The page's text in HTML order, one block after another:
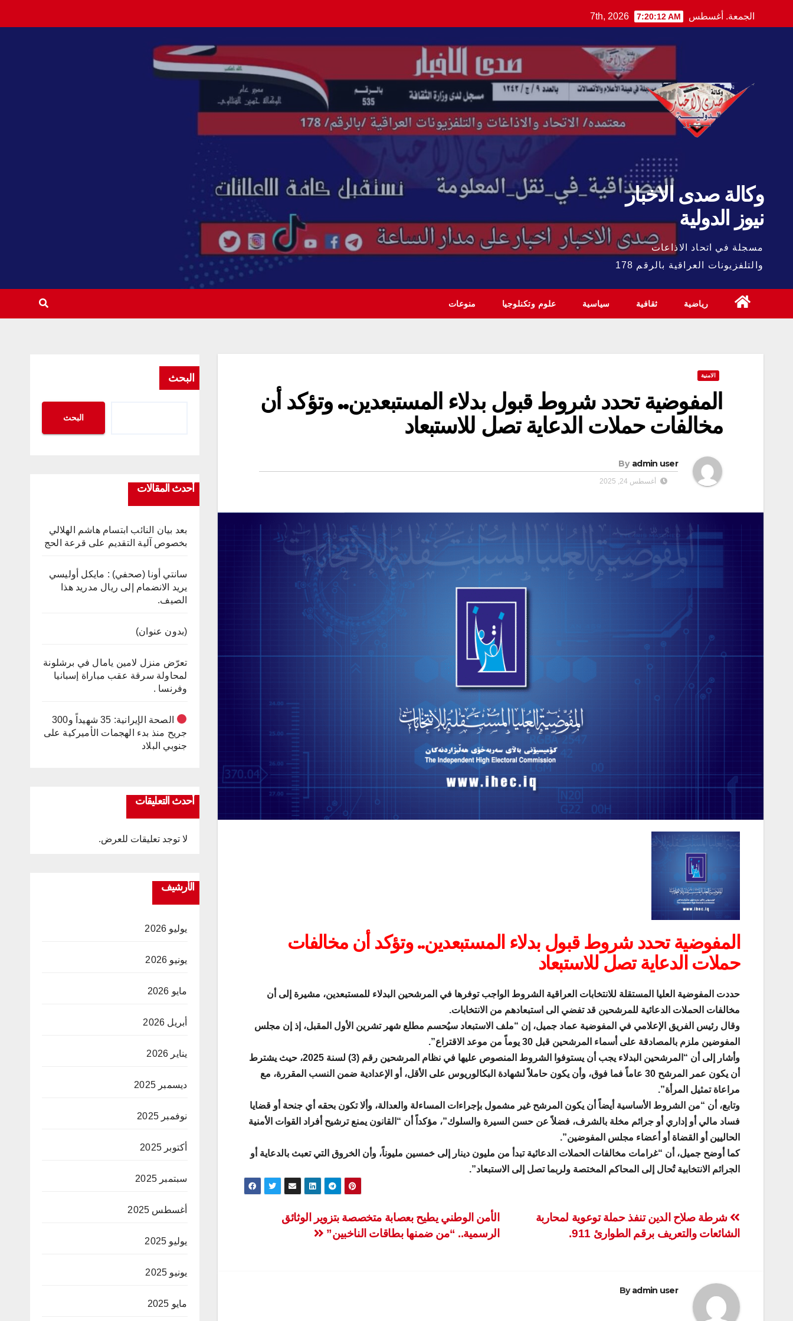
to
الجمعة. أغسطس 7th, 2026 7:20:14 AM
وكالة صدى الاخبار
نيوز الدولية
مسجلة في اتحاد الاذاعات
والتلفزيونات العراقية بالرقم 178
رياضية ثقافية سياسية علوم وتكنلوجيا منوعات
الامنية
المفوضية تحدد شروط قبول بدلاء المستبعدين.. وتؤكد أن
مخالفات حملات الدعاية تصل للاستبعاد
By admin user
أغسطس 24, 2025
المفوضية تحدد شروط قبول بدلاء المستبعدين.. وتؤكد أن مخالفات
حملات الدعاية تصل للاستبعاد
حددت المفوضية العليا المستقلة للانتخابات العراقية الشروط الواجب توفرها في المرشحين البدلاء للمستبعدين، مشيرة إلى أن
مخالفات الحملات الدعائية للمرشحين قد تفضي الى استبعادهم من الانتخابات.
وقال رئيس الفريق الإعلامي في المفوضية عماد جميل، إن “ملف الاستبعاد سيُحسم مطلع شهر تشرين الأول المقبل، إذ إن مجلس
المفوضين ملزم بالمصادقة على أسماء المرشحين قبل 30 يوماً من موعد الاقتراع”.
وأشار إلى أن “المرشحين البدلاء يجب أن يستوفوا الشروط المنصوص عليها في نظام المرشحين رقم (3) لسنة 2025، حيث يشترط
أن يكون عمر المرشح 30 عاماً فما فوق، وأن يكون حاملاً لشهادة البكالوريوس على الأقل، أو الإعدادية ضمن النسب المقررة، مع
مراعاة تمثيل المرأة”.
وتابع، أن “من الشروط الأساسية أيضاً أن يكون المرشح غير مشمول بإجراءات المساءلة والعدالة، وألا تكون بحقه أي جنحة أو قضايا
فساد مالي أو إداري أو جرائم مخلة بالشرف، فضلاً عن حسن السيرة والسلوك”، مؤكداً أن “القانون يمنع ترشيح أفراد القوات الأمنية
الحاليين أو القضاة أو أعضاء مجلس المفوضين”.
كما أوضح جميل، أن “غرامات مخالفات الحملات الدعائية تبدأ من مليون دينار إلى خمسين مليوناً، وأن الخروق التي تعبث بالدعاية أو
الجرائم الانتخابية تُحال إلى المحاكم المختصة ولربما تصل إلى الاستبعاد”.
تصفّح
المقالات
الأمن الوطني يطيح بعصابة متخصصة بتزوير الوثائق
الرسمية.. “من ضمنها بطاقات الناخبين”
شرطة صلاح الدين تنفذ حملة توعوية لمحاربة
الشائعات والتعريف برقم الطوارئ 911.
Byadmin user
البحث
البحث
أحدث المقالات
بعد بيان النائب ابتسام هاشم الهلالي
بخصوص آلية التقديم على قرعة الحج
سانتي أونا (صحفي) : مايكل أوليسي
يريد الانضمام إلى ريال مدريد هذا
الصيف.
(بدون عنوان)
تعرّض منزل لامين يامال في برشلونة
لمحاولة سرقة عقب مباراة إسبانيا
وفرنسا .
الصحة الإيرانية: 35 شهيداً و300
جريح منذ بدء الهجمات الأميركية على
جنوبي البلاد
أحدث التعليقات
لا توجد تعليقات للعرض.
الأرشيف
يوليو 2026
يونيو 2026
مايو 2026
أبريل 2026
يناير 2026
ديسمبر 2025
نوفمبر 2025
أكتوبر 2025
سبتمبر 2025
أغسطس 2025
يوليو 2025
يونيو 2025
مايو 2025